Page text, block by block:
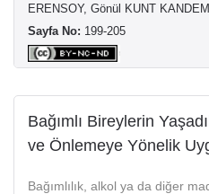
ERENSOY, Gönül KUNT
Sayfa No: 199-205
Bağımlı Bireylerin
ve Önlemeye Yönelik
Bağımlılık, alkol ya da diğer